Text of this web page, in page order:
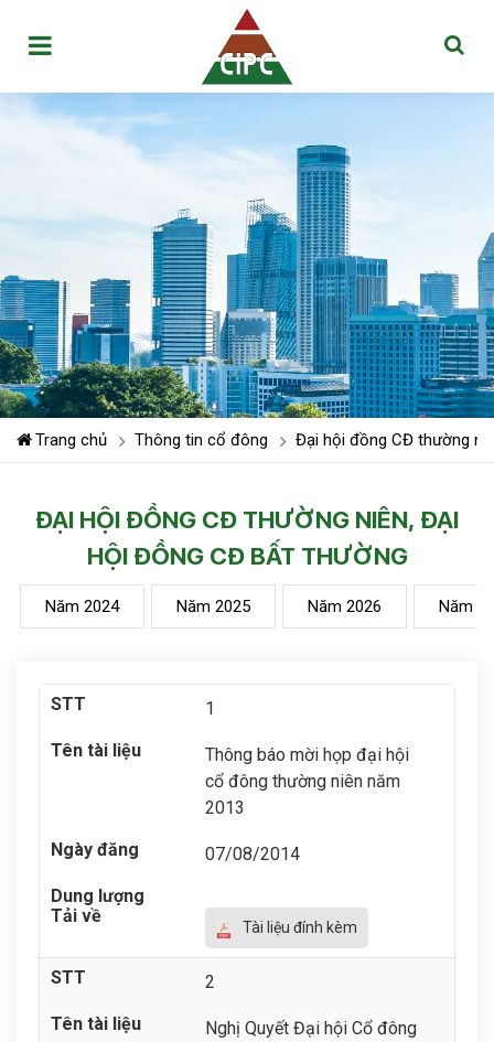
Trang chủ Thông tin cổ đông Đại hội đồng CĐ thường
ĐẠI HỘI ĐỒNG CĐ THƯỜNG NIÊN, ĐẠI
HỘI ĐỒNG CĐ BẤT THƯỜNG
Năm 2024 Năm 2025 Năm 2026 Năm
1
Thông báo mời họp đại hội
cổ đông thường niên năm
2013
07/08/2014
Tài liệu đính kèm
2
Nghị Quyết Đại hội Cổ đông